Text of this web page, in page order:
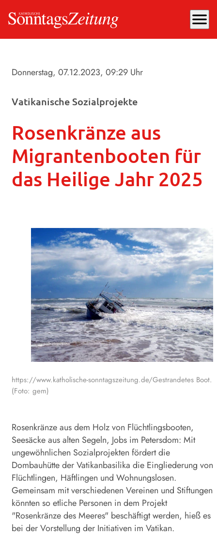
menu
Donnerstag, 07.12.2023, 09:29 Uhr
Vatikanische Sozialprojekte
Rosenkränze aus
Migrantenbooten für
das Heilige Jahr 2025
https://www.katholische-sonntagszeitung.de/Gestrandetes Boot.
(Foto: gem)
Rosenkränze aus dem Holz von Flüchtlingsbooten,
Seesäcke aus alten Segeln, Jobs im Petersdom: Mit
ungewöhnlichen Sozialprojekten fördert die
Dombauhütte der Vatikanbasilika die Eingliederung von
Flüchtlingen, Häftlingen und Wohnungslosen.
Gemeinsam mit verschiedenen Vereinen und Stiftungen
könnten so etliche Personen in dem Projekt
"Rosenkränze des Meeres" beschäftigt werden, hieß es
bei der Vorstellung der Initiativen im Vatikan.